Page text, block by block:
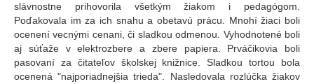
slávnostne prihovorila všetkým žiakom i pedagógom.
Poďakovala im za ich snahu a obetavú prácu. Mnohí žiaci boli
ocenení vecnými cenani, či sladkou odmenou. Vyhodnotené boli
aj súťaže v elektrozbere a zbere papiera. Prváčikovia boli
pasovaní za čitateľov školskej knižnice. Sladkou tortou bola
ocenená "najporiadnejšia trieda". Nasledovala rozlúčka žiakov